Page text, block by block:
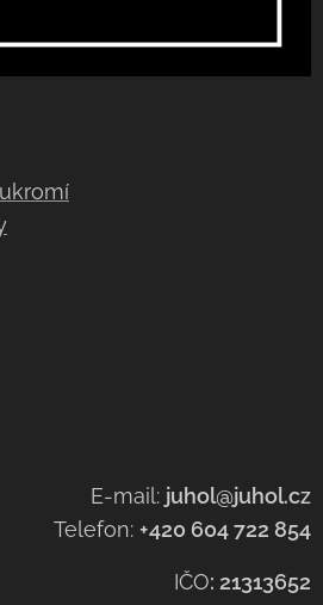
E-mail: juhol@juhol.cz
Telefon: +420 604 722 854
IČO: 21313652